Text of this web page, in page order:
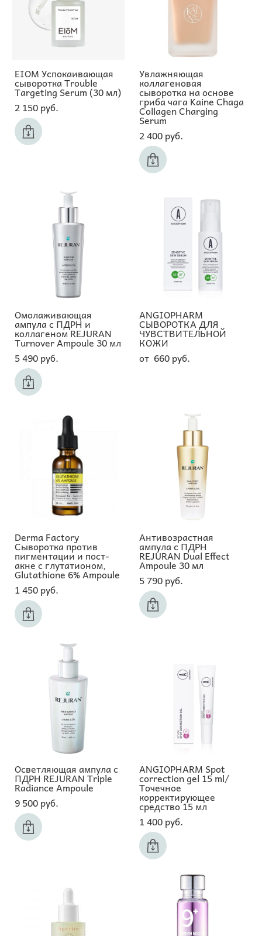
EIOM Успокаивающая
сыворотка Trouble
Targeting Serum (30 мл)
2 150 pуб.
Увлажняющая
коллагеновая
сыворотка на основе
гриба чага Kaine Chaga
Collagen Charging
Serum
2 400 pуб.
Омолаживающая
ампула с ПДРН и
коллагеном REJURAN
Turnover Ampoule 30 мл
5 490 pуб.
ANGIOPHARM
СЫВОРОТКА ДЛЯ
ЧУВСТВИТЕЛЬНОЙ
КОЖИ
от 660 pуб.
Derma Factory
Сыворотка против
пигментации и пост-
акне с глутатионом,
Glutathione 6% Ampoule
1 450 pуб.
Антивозрастная
ампула с ПДРН
REJURAN Dual Effect
Ampoule 30 мл
5 790 pуб.
Осветляющая ампула с
ПДРН REJURAN Triple
Radiance Ampoule
9 500 pуб.
ANGIOPHARM Spot
correction gel 15 ml/
Точечное
корректирующее
средство 15 мл
1 400 pуб.